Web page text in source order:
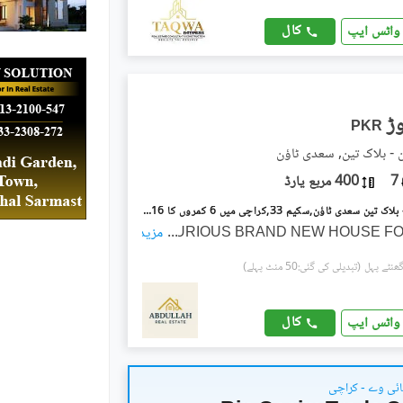
واٹس ایپ کال
PKR
- بلاک تین, سعدی ٹاؤن
7 400 مربع یارڈ
سعدی ٹاؤن - بلاک تین سعدی ٹاؤن,سکیم 33,کراچی میں 6 کمروں کا 16 مرلہ مکان 6.7 کروڑ میں برائے فروخت۔
LUXURIOUS BRAND NEW HOUSE
... مزید
(تبدیلی کی گئی:50 منٹ پہلے)
واٹس ایپ کال
وے - کراچی